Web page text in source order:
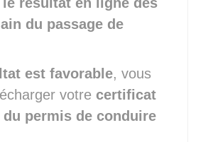
du passage de
est favorable, vous
votre certificat
du permis de conduire